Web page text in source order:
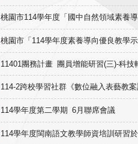
桃園市114學年度「國中自然領域素養
桃園市「114學年度素養導向優良教學
11401團務計畫 團員增能研習(三)-科
114-2跨校學習社群《數位融入表藝教
114學年度第二學期 6月聯席會議
114學年度閩南語文教學師資培訓研習